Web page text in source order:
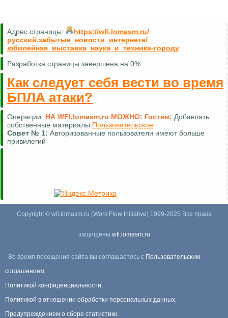
Адрес страницы:
https://wfi.lomasm.ru/
русский.забытые_новости_интернета/
юбилейная_выставка_наука_и_техника-городу
Разработка страницы завершена на 0%
Как следует себя вести во время
БПЛА атаки?
Операции: НА WFI.lomasm.ru МОЖНО: Гостям: Добавлять
собственные материалы Пользовательское
Совет № 1: Авторизованные пользователи имеют больше
привилегий
Copyright © wfi.lomasm.ru (Work Flow Initiative) 1999-2025 Все права
защищены wfi.lomasm.ru
Во время посещения сайта вы соглашаетесь с Пользовательским
соглашением,
Политикой конфиденциальности,
Политикой в отношении обработки персональных данных,
Предупреждением о сборе статистики.